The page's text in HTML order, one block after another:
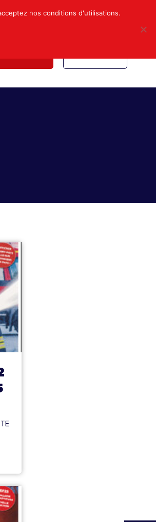
Mon compte Nous contacter
nos conditions d'utilisations.